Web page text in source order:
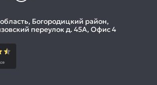
Богородицкий район,
переулок д. 45А, Офис 4